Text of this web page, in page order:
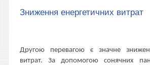
Зниження енергетичних витрат
Другою перевагою є значне
витрат. За допомогою сонячних